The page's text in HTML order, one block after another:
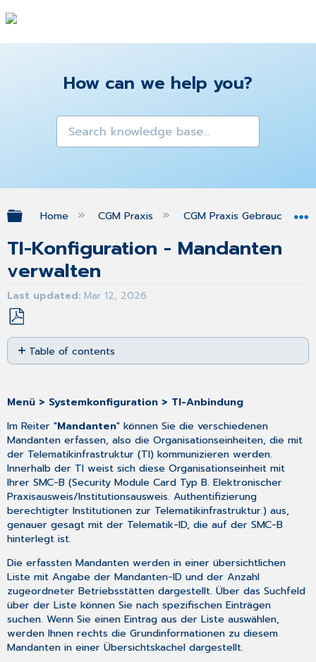
How can we help you?
Expand/collapse global hierarchy
Home CGM Praxis CGM Praxis
TI-Konfiguration - Mandanten
verwalten
Last updated Mar 12, 2026
Save
as
PDF
Table of contents
Mandanten
hinzufügen
Elektronische
Ersatzbescheinigung
(eEB)
und
Online-
Check-
In
Menü > Systemkonfiguration > TI-Anbindung
Im Reiter "Mandanten" können Sie die verschiedenen
Mandanten erfassen, also die Organisationseinheiten, die mit
der Telematikinfrastruktur (TI) kommunizieren werden.
Innerhalb der TI weist sich diese Organisationseinheit mit
Ihrer SMC-B (Security Module Card Typ B. Elektronischer
Praxisausweis/Institutionsausweis. Authentifizierung
berechtigter Institutionen zur Telematikinfrastruktur.) aus,
genauer gesagt mit der Telematik-ID, die auf der SMC-B
hinterlegt ist.
Die erfassten Mandanten werden in einer übersichtlichen
Liste mit Angabe der Mandanten-ID und der Anzahl
zugeordneter Betriebsstätten dargestellt. Über das Suchfeld
über der Liste können Sie nach spezifischen Einträgen
suchen. Wenn Sie einen Eintrag aus der Liste auswählen,
werden Ihnen rechts die Grundinformationen zu diesem
Mandanten in einer Übersichtskachel dargestellt.